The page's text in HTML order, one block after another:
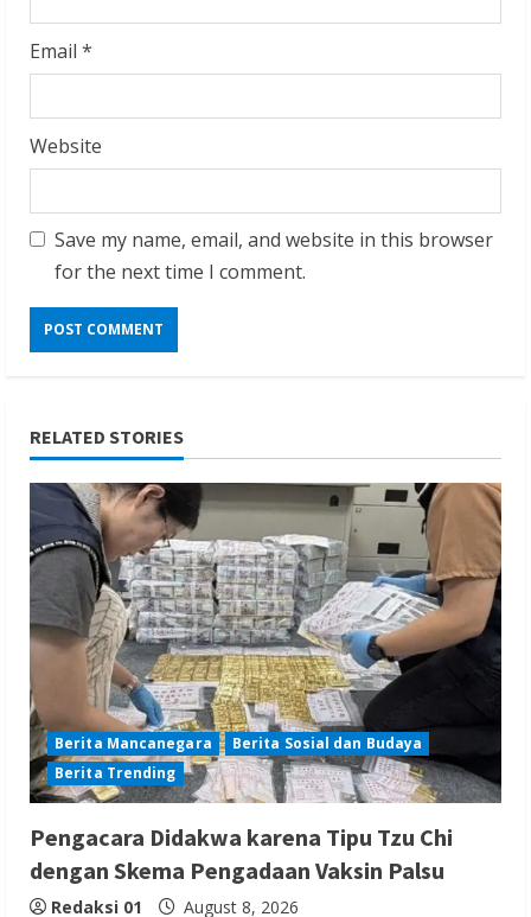
Email *
Website
Save my name, email, and website in this browser
for the next time I comment.
RELATED STORIES
Berita Mancanegara
Berita Sosial dan Budaya
Berita Trending
Pengacara Didakwa karena Tipu Tzu Chi
dengan Skema Pengadaan Vaksin Palsu
Redaksi 01 August 8, 2026